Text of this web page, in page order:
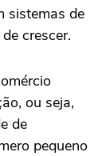
sistemas de
crescer.
ou seja,
de
pequeno